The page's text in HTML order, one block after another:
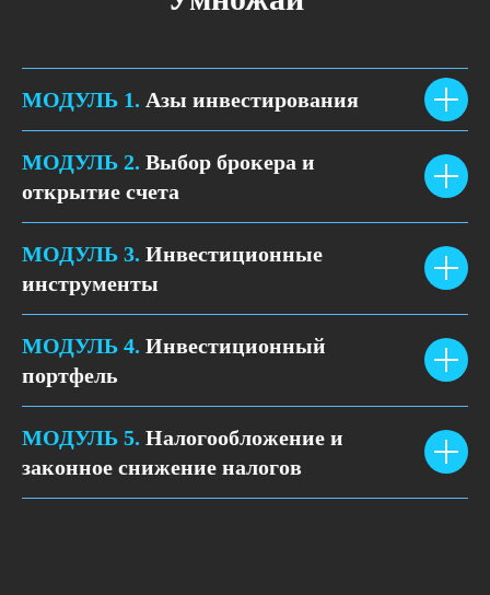
МОДУЛЬ 1. Азы инвестирования
МОДУЛЬ 2. Выбор брокера и
открытие счета
МОДУЛЬ 3. Инвестиционные
инструменты
МОДУЛЬ 4. Инвестиционный
портфель
МОДУЛЬ 5. Налогообложение и
законное снижение налогов